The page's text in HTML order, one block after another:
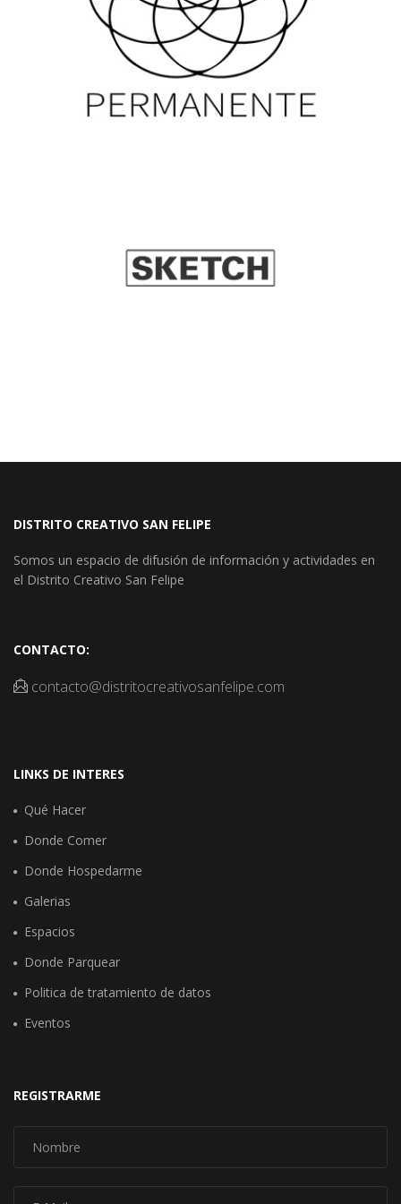
DISTRITO CREATIVO SAN FELIPE
Somos un espacio de difusión de información y actividades en
el Distrito Creativo San Felipe
CONTACTO:
contacto@distritocreativosanfelipe.com
LINKS DE INTERES
Qué Hacer
Donde Comer
Donde Hospedarme
Galerias
Espacios
Donde Parquear
Politica de tratamiento de datos
Eventos
REGISTRARME